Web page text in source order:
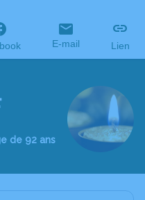
E-mail Lien
de 92 ans